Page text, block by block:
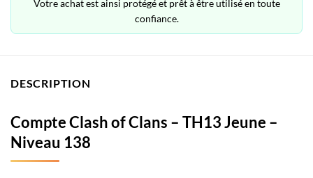
Votre achat est ainsi protégé et prêt à être utilisé en toute
confiance.
DESCRIPTION
Compte Clash of Clans – TH13 Jeune –
Niveau 138